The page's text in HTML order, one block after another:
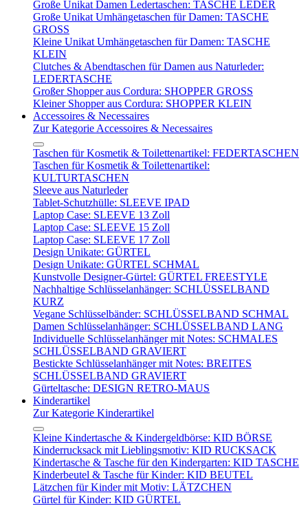
Große Unikat Damen Ledertaschen: TASCHE LEDER
Große Unikat Umhängetaschen für Damen: TASCHE
GROSS
Kleine Unikat Umhängetaschen für Damen: TASCHE
KLEIN
Clutches & Abendtaschen für Damen aus Naturleder:
LEDERTASCHE
Großer Shopper aus Cordura: SHOPPER GROSS
Kleiner Shopper aus Cordura: SHOPPER KLEIN
Accessoires & Necessaires
Zur Kategorie Accessoires & Necessaires
Taschen für Kosmetik & Toilettenartikel: FEDERTASCHEN
Taschen für Kosmetik & Toilettenartikel:
KULTURTASCHEN
Sleeve aus Naturleder
Tablet-Schutzhülle: SLEEVE IPAD
Laptop Case: SLEEVE 13 Zoll
Laptop Case: SLEEVE 15 Zoll
Laptop Case: SLEEVE 17 Zoll
Design Unikate: GÜRTEL
Design Unikate: GÜRTEL SCHMAL
Kunstvolle Designer-Gürtel: GÜRTEL FREESTYLE
Nachhaltige Schlüsselanhänger: SCHLÜSSELBAND
KURZ
Vegane Schlüsselbänder: SCHLÜSSELBAND SCHMAL
Damen Schlüsselanhänger: SCHLÜSSELBAND LANG
Individuelle Schlüsselanhänger mit Notes: SCHMALES
SCHLÜSSELBAND GRAVIERT
Bestickte Schlüsselanhänger mit Notes: BREITES
SCHLÜSSELBAND GRAVIERT
Gürteltasche: DESIGN RETRO-MAUS
Kinderartikel
Zur Kategorie Kinderartikel
Kleine Kindertasche & Kindergeldbörse: KID BÖRSE
Kinderrucksack mit Lieblingsmotiv: KID RUCKSACK
Kindertasche & Tasche für den Kindergarten: KID TASCHE
Kinderbeutel & Tasche für Kinder: KID BEUTEL
Lätzchen für Kinder mit Motiv: LÄTZCHEN
Gürtel für Kinder: KID GÜRTEL